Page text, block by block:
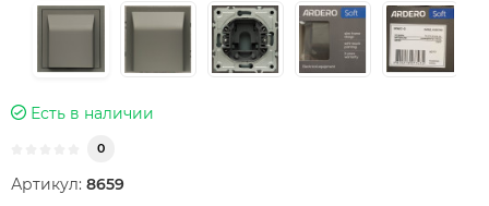
Есть в наличии
0
Артикул: 8659